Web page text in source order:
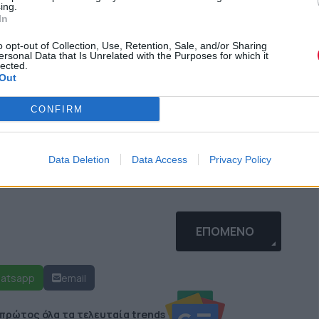
opt-out of Collection, Use, Retention, Sale, and/or Sharing
Data that Is Unrelated with the Purposes for which it
CONFIRM
Data Deletion Data Access Privacy Policy
έχει αρκετούς gay φίλους και ότι δεν
ΤΟ SONGS OF INNOCENCE ΑΠΌ ΤΟ ΚΙΝΗΤΌ ΣΑΣ;
ΕΠΌΜΕΝΟ ΆΡΘΡΟ:
ΕΠΌΜΕΝΟ
email
όλα τα τελευταία trends